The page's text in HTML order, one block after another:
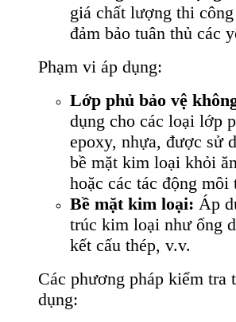
giá chất lượng thi
đảm bảo tuân thủ các
Phạm vi áp dụng:
Lớp phủ bảo vệ
dụng cho các loại lớp
epoxy, nhựa, được sử
bề mặt kim loại khỏi
hoặc các tác động môi
Bề mặt kim loại: Áp
trúc kim loại như ống
kết cấu thép, v.v.
Các phương pháp kiểm tra
dụng: